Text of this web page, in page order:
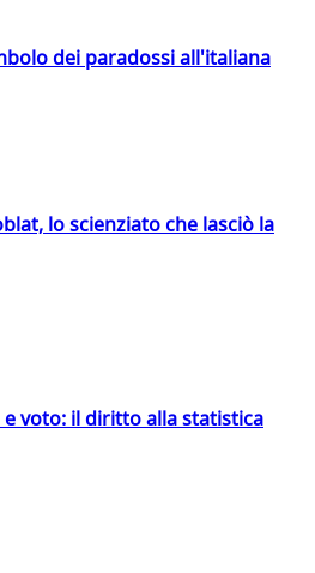
dei paradossi all'italiana
lo scienziato che lasciò la
voto: il diritto alla statistica